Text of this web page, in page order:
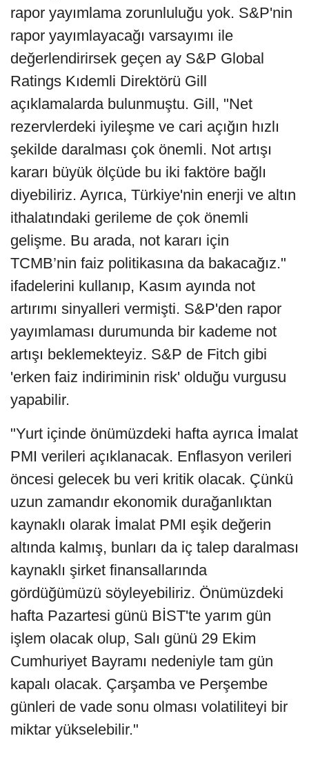
rapor yayımlama zorunluluğu yok. S&P'nin
rapor yayımlayacağı varsayımı ile
değerlendirirsek geçen ay S&P Global
Ratings Kıdemli Direktörü Gill
açıklamalarda bulunmuştu. Gill, "Net
rezervlerdeki iyileşme ve cari açığın hızlı
şekilde daralması çok önemli. Not artışı
kararı büyük ölçüde bu iki faktöre bağlı
diyebiliriz. Ayrıca, Türkiye'nin enerji ve altın
ithalatındaki gerileme de çok önemli
gelişme. Bu arada, not kararı için
TCMB’nin faiz politikasına da bakacağız."
ifadelerini kullanıp, Kasım ayında not
artırımı sinyalleri vermişti. S&P'den rapor
yayımlaması durumunda bir kademe not
artışı beklemekteyiz. S&P de Fitch gibi
'erken faiz indiriminin risk' olduğu vurgusu
yapabilir.
"Yurt içinde önümüzdeki hafta ayrıca İmalat
PMI verileri açıklanacak. Enflasyon verileri
öncesi gelecek bu veri kritik olacak. Çünkü
uzun zamandır ekonomik durağanlıktan
kaynaklı olarak İmalat PMI eşik değerin
altında kalmış, bunları da iç talep daralması
kaynaklı şirket finansallarında
gördüğümüzü söyleyebiliriz. Önümüzdeki
hafta Pazartesi günü BİST'te yarım gün
işlem olacak olup, Salı günü 29 Ekim
Cumhuriyet Bayramı nedeniyle tam gün
kapalı olacak. Çarşamba ve Perşembe
günleri de vade sonu olması volatiliteyi bir
miktar yükselebilir."